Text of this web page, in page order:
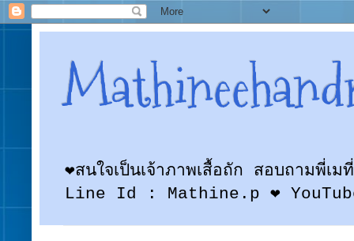
❤สนใจเป็นเจ้าภาพเสื้อถัก สอบถามพี่
Line Id : Mathine.p ❤